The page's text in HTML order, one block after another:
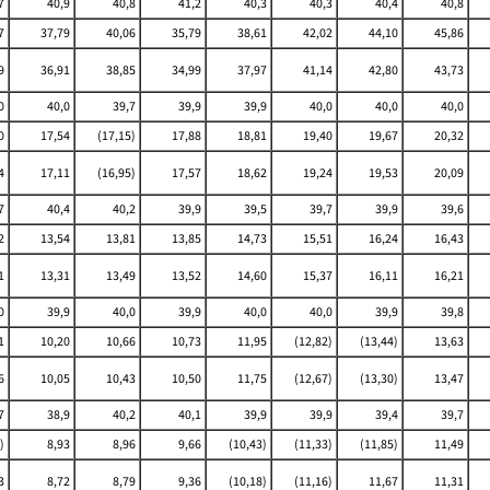
37,79 40,06 35,79 38,61 42,02 44,10
45,86
36,91 38,85 34,99 37,97 41,14 42,80
43,73
40,0 39,7 39,9 39,9 40,0 40,0
40,0
17,54 (17,15) 17,88 18,81 19,40 19,67
20,32
17,11 (16,95) 17,57 18,62 19,24 19,53
20,09
40,4 40,2 39,9 39,5 39,7 39,9
39,6
13,54 13,81 13,85 14,73 15,51 16,24
16,43
13,31 13,49 13,52 14,60 15,37 16,11
16,21
39,9 40,0 39,9 40,0 40,0 39,9
39,8
10,20 10,66 10,73 11,95 (12,82) (13,44)
13,63
10,05 10,43 10,50 11,75 (12,67) (13,30)
13,47
38,9 40,2 40,1 39,9 39,9 39,4
39,7
8,93 8,96 9,66 (10,43) (11,33) (11,85)
11,49
8,72 8,79 9,36 (10,18) (11,16) 11,67 11,31